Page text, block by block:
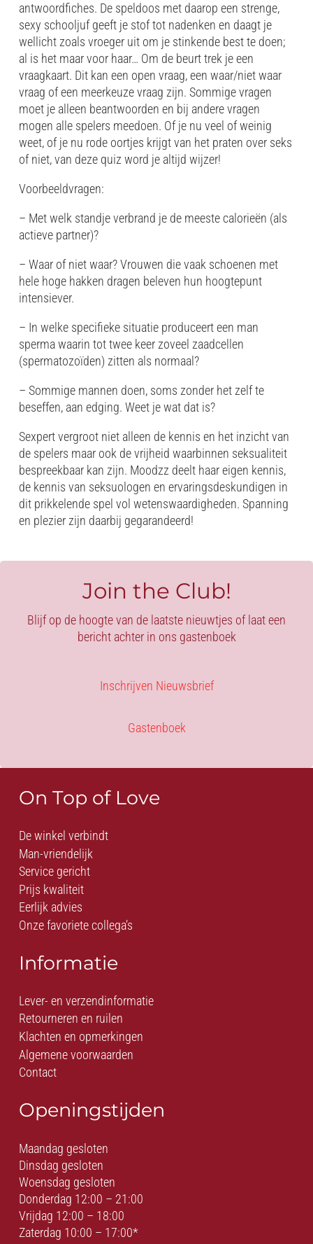
antwoordfiches. De speldoos met daarop een strenge,
sexy schooljuf geeft je stof tot nadenken en daagt je
wellicht zoals vroeger uit om je stinkende best te doen;
al is het maar voor haar… Om de beurt trek je een
vraagkaart. Dit kan een open vraag, een waar/niet waar
vraag of een meerkeuze vraag zijn. Sommige vragen
moet je alleen beantwoorden en bij andere vragen
mogen alle spelers meedoen. Of je nu veel of weinig
weet, of je nu rode oortjes krijgt van het praten over seks
of niet, van deze quiz word je altijd wijzer!
Voorbeeldvragen:
– Met welk standje verbrand je de meeste calorieën (als
actieve partner)?
– Waar of niet waar? Vrouwen die vaak schoenen met
hele hoge hakken dragen beleven hun hoogtepunt
intensiever.
– In welke specifieke situatie produceert een man
sperma waarin tot twee keer zoveel zaadcellen
(spermatozoïden) zitten als normaal?
– Sommige mannen doen, soms zonder het zelf te
beseffen, aan edging. Weet je wat dat is?
Sexpert vergroot niet alleen de kennis en het inzicht van
de spelers maar ook de vrijheid waarbinnen seksualiteit
bespreekbaar kan zijn. Moodzz deelt haar eigen kennis,
de kennis van seksuologen en ervaringsdeskundigen in
dit prikkelende spel vol wetenswaardigheden. Spanning
en plezier zijn daarbij gegarandeerd!
Join the Club!
Blijf op de hoogte van de laatste nieuwtjes of laat een
bericht achter in ons gastenboek
Inschrijven Nieuwsbrief
Gastenboek
On Top of Love
De winkel verbindt
Man-vriendelijk
Service gericht
Prijs kwaliteit
Eerlijk advies
Onze favoriete collega’s
Informatie
Lever- en verzendinformatie
Retourneren en ruilen
Klachten en opmerkingen
Algemene voorwaarden
Contact
Openingstijden
Maandag gesloten
Dinsdag gesloten
Woensdag gesloten
Donderdag 12:00 – 21:00
Vrijdag 12:00 – 18:00
Zaterdag 10:00 – 17:00*